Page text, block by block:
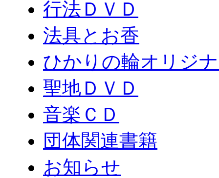
行法ＤＶＤ
法具とお香
ひかりの輪オリジ
聖地ＤＶＤ
音楽ＣＤ
団体関連書籍
お知らせ